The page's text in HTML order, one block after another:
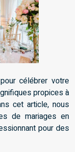
célébrer votre
propices à
cet article, nous
de mariages en
pour des